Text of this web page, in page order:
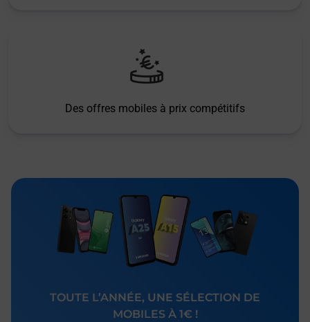
Des offres mobiles à prix compétitifs
TOUTE L’ANNÉE, UNE SÉLECTION DE
MOBILES À 1€ !